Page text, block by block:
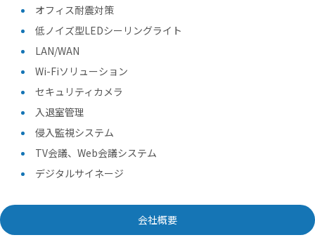
オフィス耐震対策
低ノイズ型LEDシーリングライト
LAN/WAN
Wi-Fiソリューション
セキュリティカメラ
入退室管理
侵入監視システム
TV会議、Web会議システム
デジタルサイネージ
会社概要